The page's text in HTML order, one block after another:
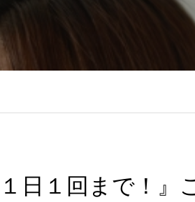
問
日１回まで！』